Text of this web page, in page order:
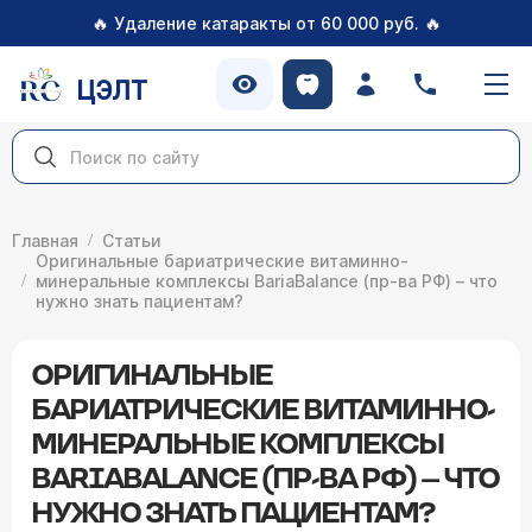
🔥 Удаление катаракты от 60 000 руб. 🔥
ЦЭЛТ
Главная
Статьи
Оригинальные бариатрические витаминно-
минеральные комплексы BariaBalance (пр-ва РФ) – что
нужно знать пациентам?
ОРИГИНАЛЬНЫЕ
БАРИАТРИЧЕСКИЕ ВИТАМИННО-
МИНЕРАЛЬНЫЕ КОМПЛЕКСЫ
BARIABALANCE (ПР-ВА РФ) – ЧТО
НУЖНО ЗНАТЬ ПАЦИЕНТАМ?